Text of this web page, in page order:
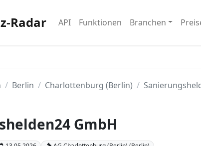
Radar API Funktionen Branchen
Berlin Charlottenburg (Berlin)
GmbH